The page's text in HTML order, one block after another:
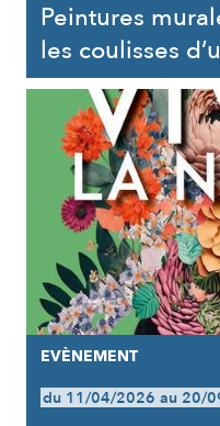
Peintures
les coulisses
EVÈNEMENT
du 11/04/2026 au 20/